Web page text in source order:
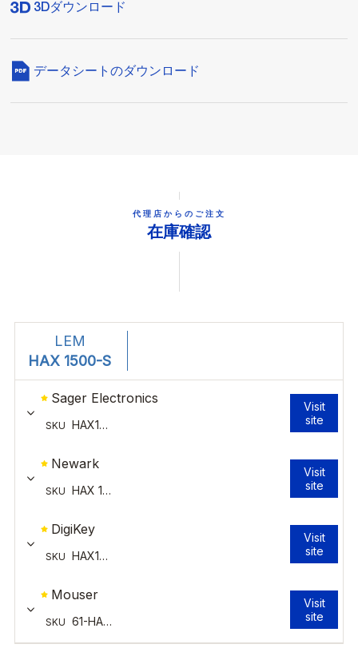
3Dダウンロード
データシートのダウンロード
代理店からのご注文
在庫確認